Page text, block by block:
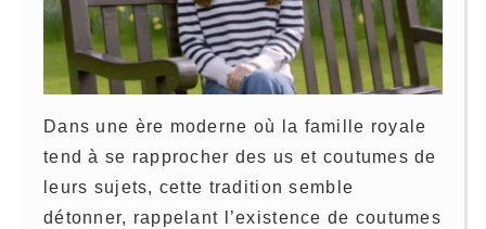
Dans une ère moderne où la famille royale
tend à se rapprocher des us et coutumes de
leurs sujets, cette tradition semble
détonner, rappelant l’existence de coutumes